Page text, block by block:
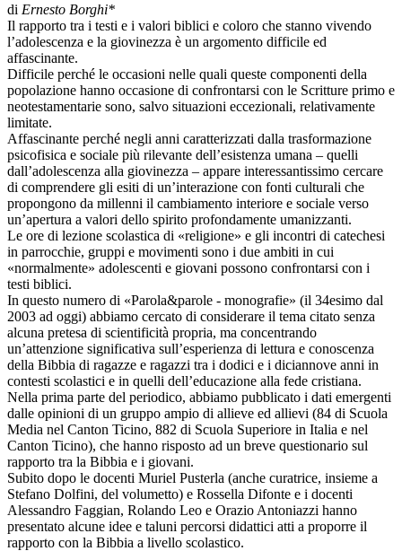
di Ernesto Borghi*
Il rapporto tra i testi e i valori biblici e coloro che stanno vivendo
l’adolescenza e la giovinezza è un argomento difficile ed
affascinante.
Difficile perché le occasioni nelle quali queste componenti della
popolazione hanno occasione di confrontarsi con le Scritture primo e
neotestamentarie sono, salvo situazioni eccezionali, relativamente
limitate.
Affascinante perché negli anni caratterizzati dalla trasformazione
psicofisica e sociale più rilevante dell’esistenza umana – quelli
dall’adolescenza alla giovinezza – appare interessantissimo cercare
di comprendere gli esiti di un’interazione con fonti culturali che
propongono da millenni il cambiamento interiore e sociale verso
un’apertura a valori dello spirito profondamente umanizzanti.
Le ore di lezione scolastica di «religione» e gli incontri di catechesi
in parrocchie, gruppi e movimenti sono i due ambiti in cui
«normalmente» adolescenti e giovani possono confrontarsi con i
testi biblici.
In questo numero di «Parola&parole - monografie» (il 34esimo dal
2003 ad oggi) abbiamo cercato di considerare il tema citato senza
alcuna pretesa di scientificità propria, ma concentrando
un’attenzione significativa sull’esperienza di lettura e conoscenza
della Bibbia di ragazze e ragazzi tra i dodici e i diciannove anni in
contesti scolastici e in quelli dell’educazione alla fede cristiana.
Nella prima parte del periodico, abbiamo pubblicato i dati emergenti
dalle opinioni di un gruppo ampio di allieve ed allievi (84 di Scuola
Media nel Canton Ticino, 882 di Scuola Superiore in Italia e nel
Canton Ticino), che hanno risposto ad un breve questionario sul
rapporto tra la Bibbia e i giovani.
Subito dopo le docenti Muriel Pusterla (anche curatrice, insieme a
Stefano Dolfini, del volumetto) e Rossella Difonte e i docenti
Alessandro Faggian, Rolando Leo e Orazio Antoniazzi hanno
presentato alcune idee e taluni percorsi didattici atti a proporre il
rapporto con la Bibbia a livello scolastico.